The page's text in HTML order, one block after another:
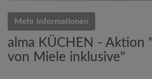
Mehr Informationen
alma KÜCHEN - Aktion
von Miele inklusive"